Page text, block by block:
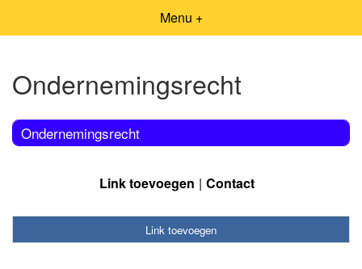
Menu +
Ondernemingsrecht
Ondernemingsrecht
Link toevoegen Contact
Link toevoegen